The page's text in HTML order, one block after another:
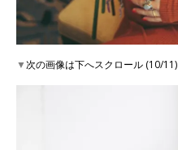
▼次の画像は下へスクロール (10/11)